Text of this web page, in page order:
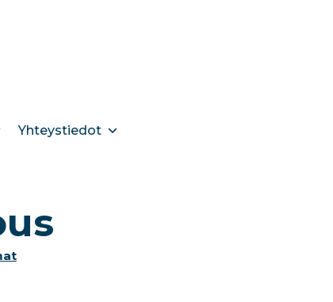
Yhteystiedot